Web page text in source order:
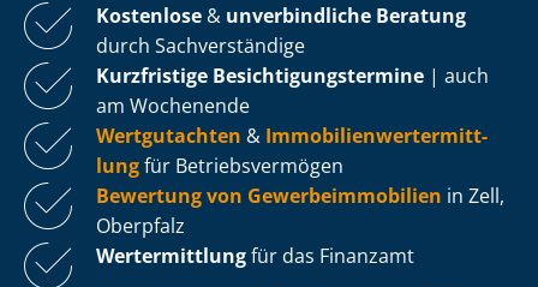
Kostenlose & unverbindliche Beratung
durch Sachverständige
Kurzfristige Be­sich­ti­gungs­ter­mi­ne | auch
am Wochenende
Wertgutachten & Im­mo­bi­li­en­wert­ermitt­
lungfür Be­triebs­ver­mö­gen
Bewertung von Ge­wer­be­im­mo­bi­li­en in Zell,
Oberpfalz
Wertermittlungfür das Finanzamt